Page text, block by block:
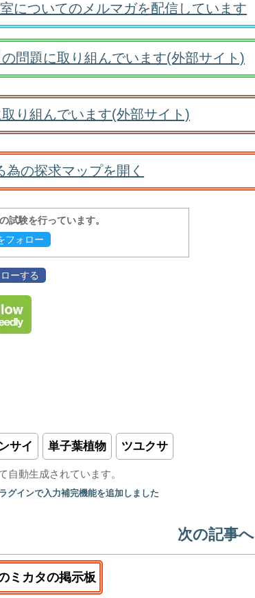
についてのメルマガを配信しています
問題に取り組んでいます(外部サイト)
り組んでいます(外部サイト)
為の探求マップを開く
試験を行っています。
フォロー
ーする
サイ 単子葉植物 ツユクサ
自動生成されています。
グインで入力補完機能を追加しました
次の記事へ
ミカタの掲示板